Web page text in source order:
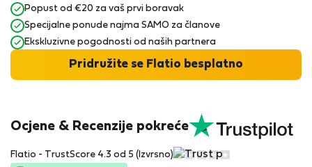
Ocjene & Recenzije pokreće
Flatio - TrustScore 4.3 od 5 (Izvrsno)
Popust od €20 za vaš prvi boravak
Specijalne ponude najma SAMO za članove
Ekskluzivne pogodnosti od naših partnera
Pridružite se Flatio besplatno